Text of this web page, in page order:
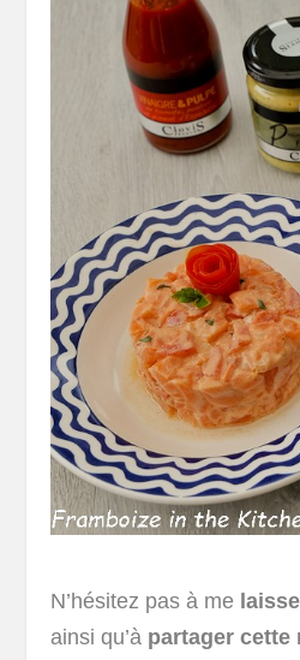
N’hésitez pas à me
ainsi qu’à partager cette